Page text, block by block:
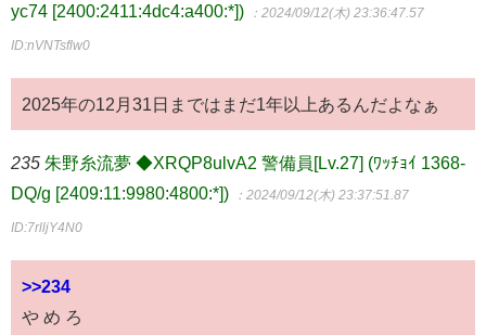
yc74 [2400:2411:4dc4:a400:*])
：2024/09/12(木) 23:36:47.57
ID:nVNTsflw0
2025年の12月31日まではまだ1年以上あるんだよなぁ
235 朱野糸流夢 ◆XRQP8ulvA2 警備員[Lv.27] (ﾜｯﾁｮｲ 1368-
DQ/g [2409:11:9980:4800:*])
：2024/09/12(木) 23:37:51.87
ID:7rlljY4N0
>>234
や め ろ